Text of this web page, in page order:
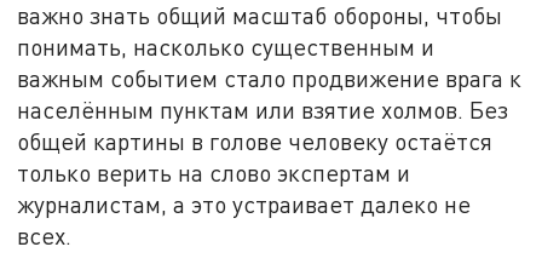
важно знать общий масштаб обороны, чтобы
понимать, насколько существенным и
важным событием стало продвижение врага к
населённым пунктам или взятие холмов. Без
общей картины в голове человеку остаётся
только верить на слово экспертам и
журналистам, а это устраивает далеко не
всех.